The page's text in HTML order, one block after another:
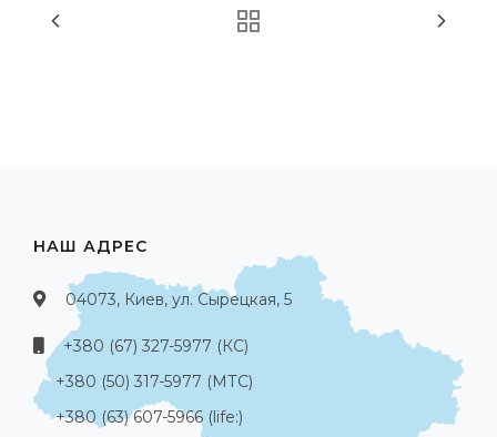
НАШ АДРЕС
04073, Киев, ул. Сырецкая, 5
+380 (67) 327-5977 (КС)
+380 (50) 317-5977 (МТС)
+380 (63) 607-5966 (life:)